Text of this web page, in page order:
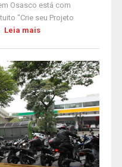
Osasco está com
“Crie seu Projeto
Leia mais